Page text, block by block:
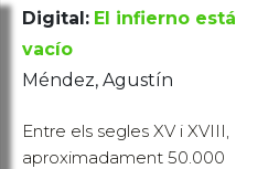
Digital: El infierno está
vacío
Méndez, Agustín
Entre els segles XV i XVIII,
aproximadament 50.000